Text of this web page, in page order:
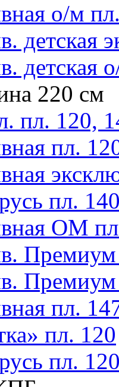
о/м
детская
детская
220 см
пл. 120,
пл.
пл.
ОМ
пл.
пл. 120
пл.